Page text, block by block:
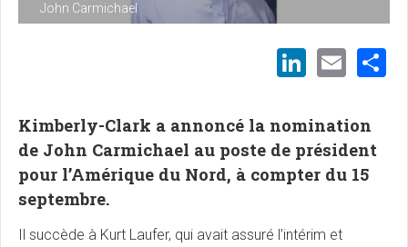
John Carmichael
Kimberly-Clark a annoncé la nomination
de John Carmichael au poste de président
pour l’Amérique du Nord, à compter du 15
septembre.
Il succède à Kurt Laufer, qui avait assuré l’intérim et